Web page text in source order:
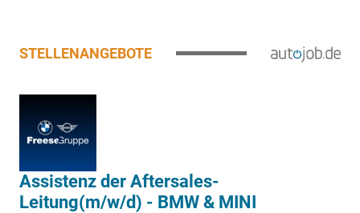
STELLENANGEBOTE
Assistenz der Aftersales-
Leitung(m/w/d) - BMW & MINI